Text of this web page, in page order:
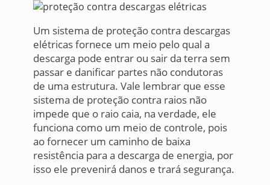
Um sistema de proteção contra descargas
elétricas fornece um meio pelo qual a
descarga pode entrar ou sair da terra sem
passar e danificar partes não condutoras
de uma estrutura. Vale lembrar que esse
sistema de proteção contra raios não
impede que o raio caia, na verdade, ele
funciona como um meio de controle, pois
ao fornecer um caminho de baixa
resistência para a descarga de energia, por
isso ele prevenirá danos e trará segurança.